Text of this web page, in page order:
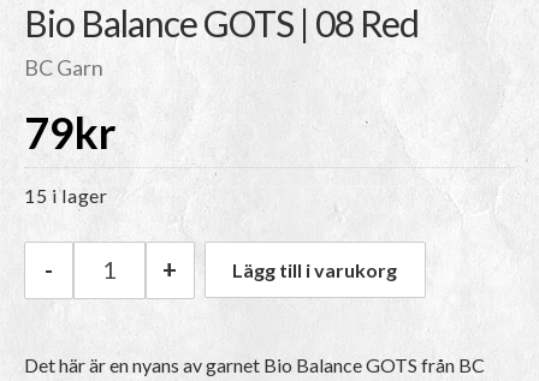
Bio Balance GOTS | 08 Red
BC Garn
79kr
15 i lager
BC Garn Bio Balance GOTS | 08 Red mängd
- + Lägg till i varukorg
Det här är en nyans av garnet Bio Balance GOTS från BC